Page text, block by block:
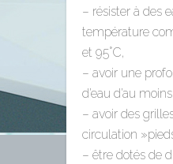
– résister à des
température
et 95°C,
– avoir une
d’eau d’au
– avoir des
circulation
– être dotés de